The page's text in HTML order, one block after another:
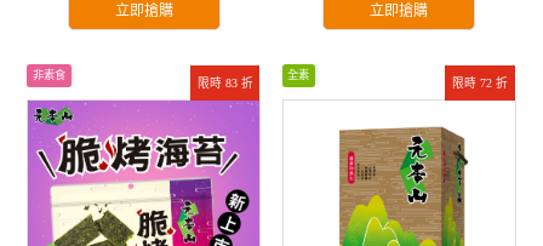
立即搶購 立即搶購
限時 83 折
非素食
限時 72 折
全素